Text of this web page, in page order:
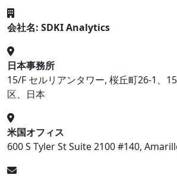
会社名: SDKI Analytics
日本事務所
15/F セルリアンタワー, 桜丘町26-1、
区、日本
米国オフィス
600 S Tyler St Suite 2100 #140,